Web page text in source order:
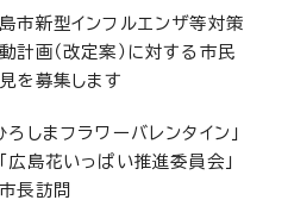
市新型インフルエンザ等対策
計画（改定案）に対する市民
を募集します
ろしまフラワーバレンタイン」
広島花いっぱい推進委員会」
長訪問